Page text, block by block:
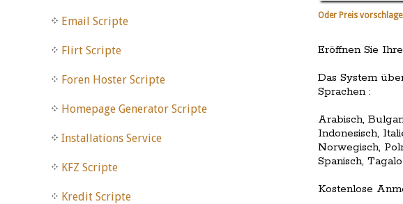
Oder Preis
Eröffnen Sie
Das System
Sprachen :
Arabisch,
Indonesisch,
Norwegisch,
Spanisch,
Kostenlose
Email Scripte
Flirt Scripte
Foren Hoster Scripte
Homepage Generator Scripte
Installations Service
KFZ Scripte
Kredit Scripte